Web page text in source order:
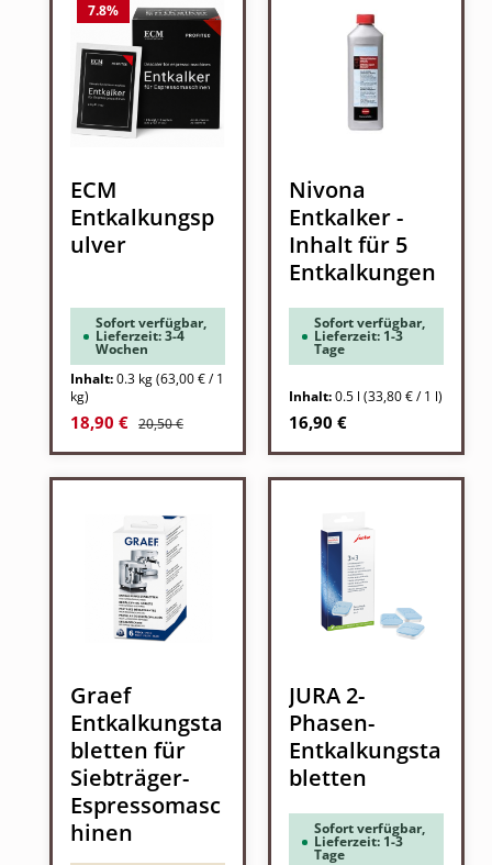
7.8%
ECM
Entkalkungsp
ulver
Sofort verfügbar,
Lieferzeit: 3-4
Wochen
Inhalt:0.3 kg(63,00 € / 1
kg)
Verkaufspreis:
18,90 € Regulärer Preis:
20,50 €
Nivona
Entkalker -
Inhalt für 5
Entkalkungen
Sofort verfügbar,
Lieferzeit: 1-3
Tage
Inhalt:0.5 l (33,80 € / 1 l)
Regulärer Preis:
16,90 €
Graef
Entkalkungsta
bletten für
Siebträger-
Espressomasc
hinen
JURA 2-
Phasen-
Entkalkungsta
bletten
Sofort verfügbar,
Lieferzeit: 1-3
Tage